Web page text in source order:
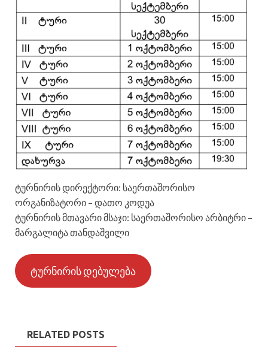
ტურნირის დირექტორი: საერთაშორისო
ორგანიზატორი – დათო კოდუა
ტურნირის მთავარი მსაჯი: საერთაშორისო არბიტრი –
მარგალიტა თანდაშვილი
ტურნირის დებულება
RELATED POSTS